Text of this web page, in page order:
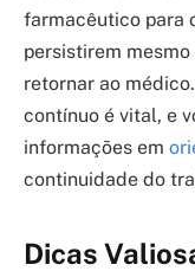
farmacêutico para
persistirem
retornar ao
contínuo é vital, e
informações em
continuidade do
Dicas